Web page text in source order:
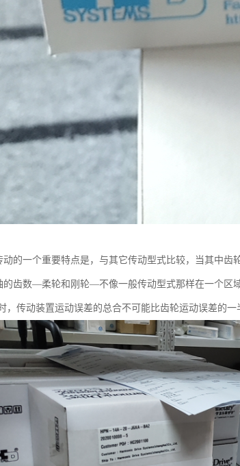
动的一个重要特点是，与其它传动型式比较，当其中
的齿数—柔轮和刚轮—不像一般传动型式那样在一个区
，传动装置运动误差的总合不可能比齿轮运动误差的